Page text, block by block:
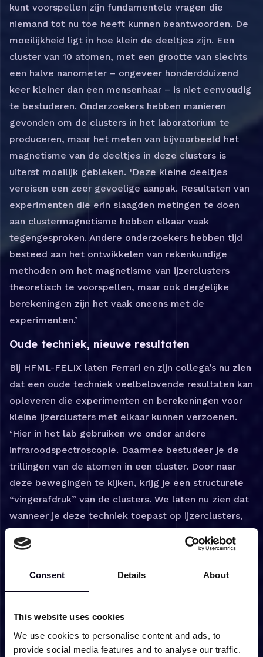
Consent Details About
This website uses cookies
We use cookies to personalise content and ads, to
provide social media features and to analyse our traffic.
kunt voorspellen zijn fundamentele vragen die
niemand tot nu toe heeft kunnen beantwoorden. De
moeilijkheid ligt in hoe klein de deeltjes zijn. Een
cluster van 10 atomen, met een grootte van slechts
een halve nanometer – ongeveer honderdduizend
keer kleiner dan een mensenhaar – is niet eenvoudig
te bestuderen. Onderzoekers hebben manieren
gevonden om de clusters in het laboratorium te
produceren, maar het meten van bijvoorbeeld het
magnetisme van de deeltjes in deze clusters is
uiterst moeilijk gebleken. ‘Deze kleine deeltjes
vereisen een zeer gevoelige aanpak. Resultaten van
experimenten die erin slaagden metingen te doen
aan clustermagnetisme hebben elkaar vaak
tegengesproken. Andere onderzoekers hebben tijd
besteed aan het ontwikkelen van rekenkundige
methoden om het magnetisme van ijzerclusters
theoretisch te voorspellen, maar ook dergelijke
berekeningen zijn het vaak oneens met de
experimenten.’
Oude techniek, nieuwe resultaten
Bij HFML-FELIX laten Ferrari en zijn collega’s nu zien
dat een oude techniek veelbelovende resultaten kan
opleveren die experimenten en berekeningen voor
kleine ijzerclusters met elkaar kunnen verzoenen.
‘Hier in het lab gebruiken we onder andere
infraroodspectroscopie. Daarmee bestudeer je de
trillingen van de atomen in een cluster. Door naar
deze bewegingen te kijken, krijg je een structurele
“vingerafdruk” van de clusters. We laten nu zien dat
wanneer je deze techniek toepast op ijzerclusters,
haar gevoeligheid zelfs de subtiele verschillen in
magnetisme zichtbaar kan maken.’
Hoe het werkt
Stel je een cluster van 5 ijzeratomen voor. Die
kunnen zich op verschillende manieren rangschikken.
allemaal op een rechte lijn, of ze vormen misschien